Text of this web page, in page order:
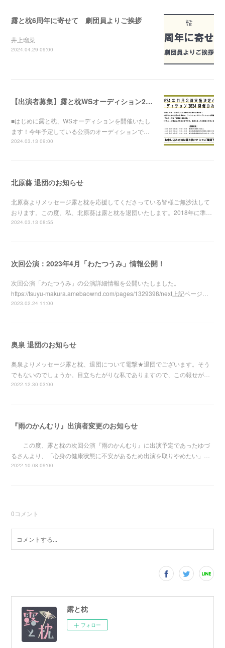
露と枕6周年に寄せて 劇団員よりご挨拶
井上瑠菜
2024.04.29 09:00
【出演者募集】露と枕WSオーディション2024開催！
■はじめに露と枕、WSオーディションを開催いたし
ます！今年予定している公演のオーディションで…
2024.03.13 09:00
北原葵 退団のお知らせ
北原葵よりメッセージ露と枕を応援してくださっている皆様ご無沙汰して
おります。この度、私、北原葵は露と枕を退団いたします。2018年に準…
2024.03.13 08:55
次回公演：2023年4月「わたつうみ」情報公開！
次回公演「わたつうみ」の公演詳細情報を公開いたしました。
https://tsuyu-makura.amebaownd.com/pages/1329398/next上記ページ…
2023.02.24 11:00
奥泉 退団のお知らせ
奥泉よりメッセージ露と枕、退団について電撃★退団でございます。そう
でもないのでしょうか。目立ちたがりな私でありますので、この報せが…
2022.12.30 03:00
『雨のかんむり』出演者変更のお知らせ
この度、露と枕の次回公演『雨のかんむり』に出演予定であったゆづ
るさんより、「心身の健康状態に不安があるため出演を取りやめたい」…
2022.10.08 09:00
0コメント
露と枕
フォロー